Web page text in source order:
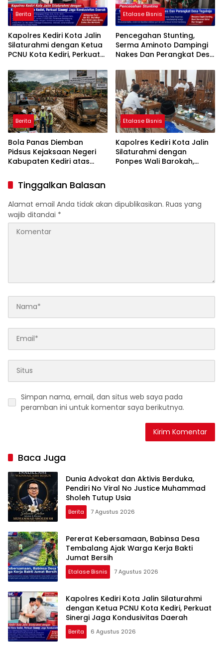
Berita
Kapolres Kediri Kota Jalin
Silaturahmi dengan Ketua
PCNU Kota Kediri, Perkuat
Daerah
Etalase Bisnis
Pencegahan Stunting,
Serma Aminoto Dampingi
Nakes Dan Perangkat Desa
Berita
Bola Panas Diemban
Pidsus Kejaksaan Negeri
Kabupaten Kediri atas
Penggunaan Material
Ilegal Proyek Tol Kediri
Oleh PT. HASTARI JAYA
SENTOSA
Etalase Bisnis
Kapolres Kediri Kota Jalin
Silaturahmi dengan
Ponpes Wali Barokah,
Tinggalkan Balasan
Alamat email Anda tidak akan dipublikasikan. Ruas yang
wajib ditandai *
Simpan nama, email, dan situs web saya pada
peramban ini untuk komentar saya berikutnya.
Baca Juga
Dunia Advokat dan Aktivis Berduka,
Pendiri No Viral No Justice Muhammad
Sholeh Tutup Usia
Berita 7 Agustus 2026
Pererat Kebersamaan, Babinsa Desa
Tembalang Ajak Warga Kerja Bakti
Jumat Bersih
Etalase Bisnis 7 Agustus 2026
Kapolres Kediri Kota Jalin Silaturahmi
dengan Ketua PCNU Kota Kediri, Perkuat
Sinergi Jaga Kondusivitas Daerah
Berita 6 Agustus 2026